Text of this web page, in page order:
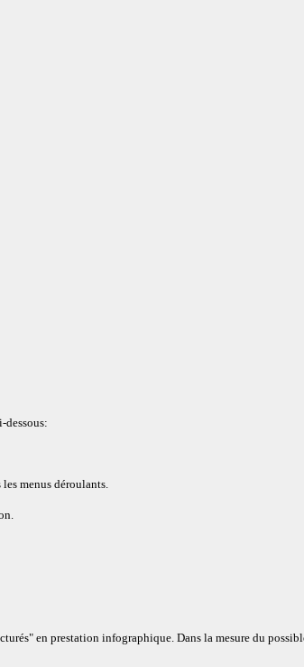
dessous:
menus déroulants.
en prestation infographique. Dans la mesure du